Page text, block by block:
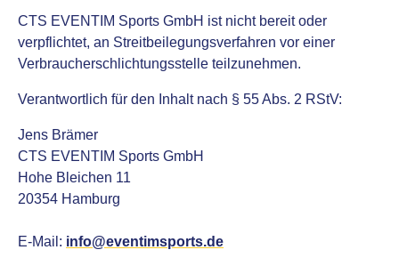
CTS EVENTIM Sports GmbH ist nicht bereit oder
verpflichtet, an Streitbeilegungsverfahren vor einer
Verbraucherschlichtungsstelle teilzunehmen.
Verantwortlich für den Inhalt nach § 55 Abs. 2 RStV:
Jens Brämer
CTS EVENTIM Sports GmbH
Hohe Bleichen 11
20354 Hamburg
E-Mail: info@eventimsports.de